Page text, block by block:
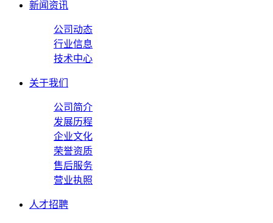
新闻资讯
公司动态
行业信息
技术中心
关于我们
公司简介
发展历程
企业文化
荣誉资质
售后服务
营业执照
人才招聘